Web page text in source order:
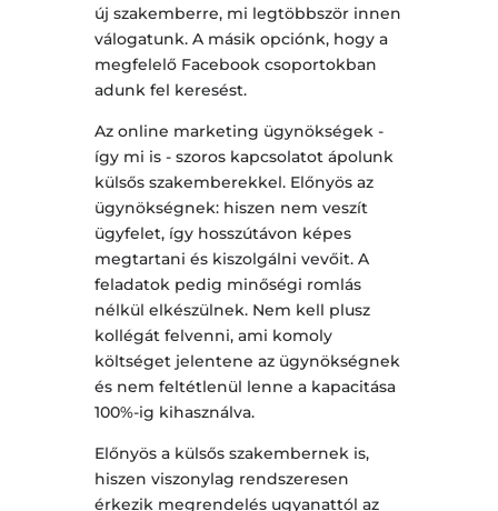
új szakemberre, mi legtöbbször innen
válogatunk. A másik opciónk, hogy a
megfelelő Facebook csoportokban
adunk fel keresést.
Az online marketing ügynökségek -
így mi is - szoros kapcsolatot ápolunk
külsős szakemberekkel. Előnyös az
ügynökségnek: hiszen nem veszít
ügyfelet, így hosszútávon képes
megtartani és kiszolgálni vevőit. A
feladatok pedig minőségi romlás
nélkül elkészülnek. Nem kell plusz
kollégát felvenni, ami komoly
költséget jelentene az ügynökségnek
és nem feltétlenül lenne a kapacitása
100%-ig kihasználva.
Előnyös a külsős szakembernek is,
hiszen viszonylag rendszeresen
érkezik megrendelés ugyanattól az